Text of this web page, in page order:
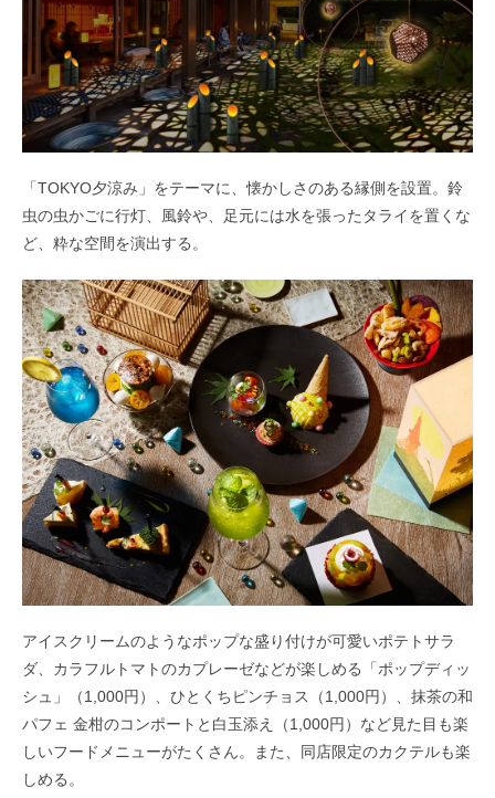
「TOKYO夕涼み」をテーマに、懐かしさのある縁側を設置。鈴
虫の虫かごに行灯、風鈴や、足元には水を張ったタライを置くな
ど、粋な空間を演出する。
アイスクリームのようなポップな盛り付けが可愛いポテトサラ
ダ、カラフルトマトのカプレーゼなどが楽しめる「ポップディッ
シュ」（1,000円）、ひとくちピンチョス（1,000円）、抹茶の和
パフェ 金柑のコンポートと白玉添え（1,000円）など見た目も楽
しいフードメニューがたくさん。また、同店限定のカクテルも楽
しめる。